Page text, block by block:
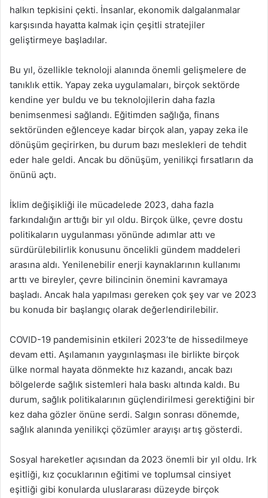
halkın tepkisini çekti. İnsanlar, ekonomik dalgalanmalar
karşısında hayatta kalmak için çeşitli stratejiler
geliştirmeye başladılar.
Bu yıl, özellikle teknoloji alanında önemli gelişmelere de
tanıklık ettik. Yapay zeka uygulamaları, birçok sektörde
kendine yer buldu ve bu teknolojilerin daha fazla
benimsenmesi sağlandı. Eğitimden sağlığa, finans
sektöründen eğlenceye kadar birçok alan, yapay zeka ile
dönüşüm geçirirken, bu durum bazı meslekleri de tehdit
eder hale geldi. Ancak bu dönüşüm, yenilikçi fırsatların da
önünü açtı.
İklim değişikliği ile mücadelede 2023, daha fazla
farkındalığın arttığı bir yıl oldu. Birçok ülke, çevre dostu
politikaların uygulanması yönünde adımlar attı ve
sürdürülebilirlik konusunu öncelikli gündem maddeleri
arasına aldı. Yenilenebilir enerji kaynaklarının kullanımı
arttı ve bireyler, çevre bilincinin önemini kavramaya
başladı. Ancak hala yapılması gereken çok şey var ve 2023
bu konuda bir başlangıç olarak değerlendirilebilir.
COVID-19 pandemisinin etkileri 2023’te de hissedilmeye
devam etti. Aşılamanın yaygınlaşması ile birlikte birçok
ülke normal hayata dönmekte hız kazandı, ancak bazı
bölgelerde sağlık sistemleri hala baskı altında kaldı. Bu
durum, sağlık politikalarının güçlendirilmesi gerektiğini bir
kez daha gözler önüne serdi. Salgın sonrası dönemde,
sağlık alanında yenilikçi çözümler arayışı artış gösterdi.
Sosyal hareketler açısından da 2023 önemli bir yıl oldu. Irk
eşitliği, kız çocuklarının eğitimi ve toplumsal cinsiyet
eşitliği gibi konularda uluslararası düzeyde birçok